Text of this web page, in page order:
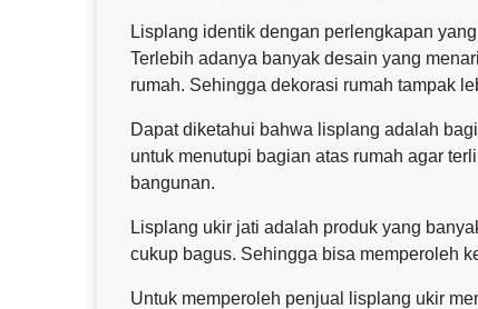
Lisplang identik dengan perlengkapan
Terlebih adanya banyak desain yang
rumah. Sehingga dekorasi rumah tampak
Dapat diketahui bahwa lisplang adalah
untuk menutupi bagian atas rumah agar
bangunan.
Lisplang ukir jati adalah produk yang
cukup bagus. Sehingga bisa memperoleh
Untuk memperoleh penjual lisplang ukir